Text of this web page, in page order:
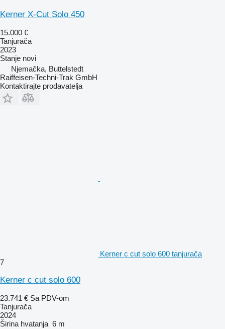
Kerner X-Cut Solo 450
15.000 €
Tanjurača
2023
Stanje novi
Njemačka, Buttelstedt
Raiffeisen-Techni-Trak GmbH
Kontaktirajte prodavatelja
Kerner c cut solo 600 tanjurača
7
Kerner c cut solo 600
23.741 € Sa PDV-om
Tanjurača
2024
Širina hvatanja 6 m